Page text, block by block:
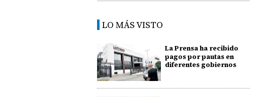
LO MÁS VISTO
La Prensa ha recibido
pagos por pautas en
diferentes gobiernos